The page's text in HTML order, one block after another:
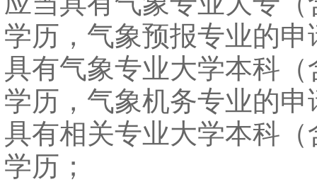
学历，气象预报专业的申
具有气象专业大学本科（
学历，气象机务专业的申
具有相关专业大学本科（
学历；